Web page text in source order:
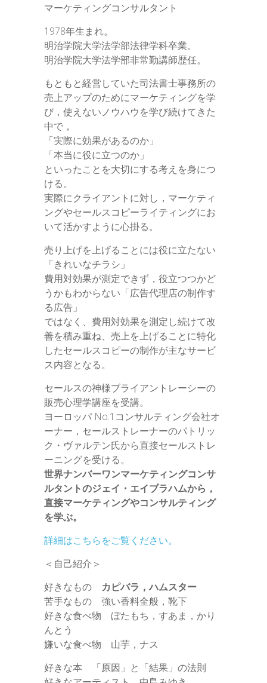
マーケティングコンサルタント
1978年生まれ。
明治学院大学法学部法律学科卒業。
明治学院大学法学部非常勤講師歴任。
もともと経営していた司法書士事務所の
売上アップのためにマーケティングを学
び，使えないノウハウを学び続けてきた
中で，
「実際に効果があるのか」
「本当に役に立つのか」
といったことを大切にする考えを身につ
ける。
実際にクライアントに対し，マーケティ
ングやセールスコピーライティングにお
いて活かすように心掛る。
売り上げを上げることには役に立たない
「きれいなチラシ」
費用対効果が測定できず，役立つつかど
うかもわからない「広告代理店の制作す
る広告」
ではなく、費用対効果を測定し続けて改
善を積み重ね、売上を上げることに特化
したセールスコピーの制作が主なサービ
ス内容となる。
セールスの神様ブライアントレーシーの
販売心理学講座を受講。
ヨーロッパ No.1コンサルティング会社オ
ーナー，セールストレーナーのパトリッ
ク・ヴァルテン氏から直接セールストレ
ーニングを受ける。
世界ナンバーワンマーケティングコンサ
ルタントのジェイ・エイブラハムから，
直接マーケティングやコンサルティング
を学ぶ。
詳細はこちらをご覧ください。
＜自己紹介＞
好きなもの カピバラ，ハムスター
苦手なもの 強い香料全般，靴下
好きな食べ物 ぼたもち，すあま，かり
んとう
嫌いな食べ物 山芋，ナス
好きな本 「原因」と「結果」の法則